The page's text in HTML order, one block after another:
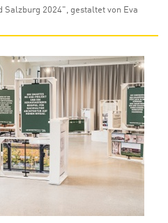
2024", gestaltet von Eva